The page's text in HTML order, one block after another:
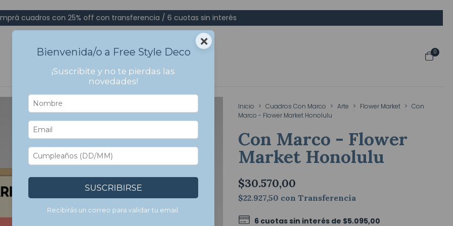
cuadros con 25% off con transferencia / 6 cuotas sin interés
0
Inicio > Cuadros Con Marco > Arte > Flower Market > Con
Marco - Flower Market Honolulu
Con Marco - Flower
Market Honolulu
$30.570,00
$22.927,50 con Transferencia
6 cuotas sin interés de $5.095,00
×
Bienvenida/o a Free Style Deco
¡Suscribite y no te pierdas las
novedades!
SUSCRIBIRSE
Recibirás un correo para validar tu email.